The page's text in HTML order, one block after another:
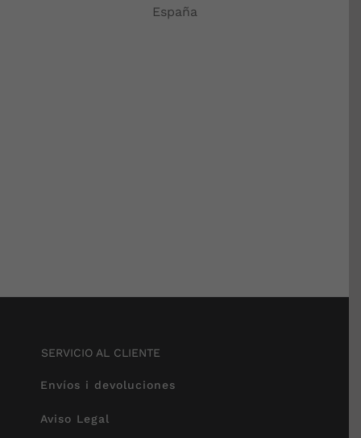
España
SERVICIO AL CLIENTE
Envíos i devoluciones
Aviso Legal